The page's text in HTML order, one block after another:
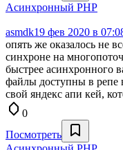
Aсинхронный PHP
asmdk19 фев 2020 в
опять же оказалось не
синхроне на
быстрее асинхронного
файлы доступны в репе
свой яндекс апи кей,
0
Посмотреть